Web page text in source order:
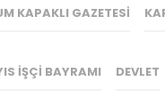
KAPAKLI GAZETESI
IŞÇI BAYRAMI DEVLET